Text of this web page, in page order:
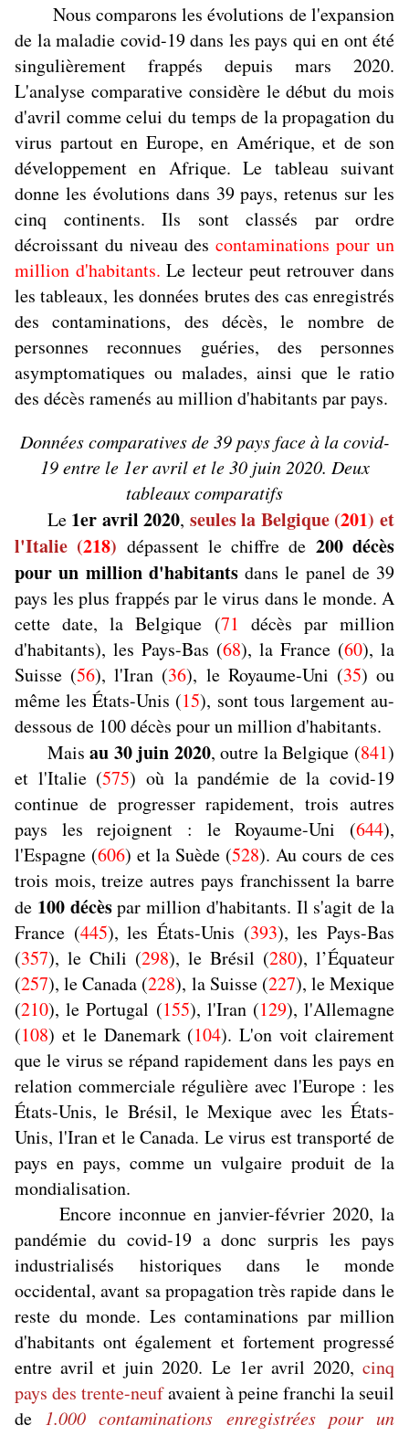
Nous comparons les évolutions de l'expansion
de la maladie covid-19 dans les pays qui en ont été
singulièrement frappés depuis mars 2020.
L'analyse comparative considère le début du mois
d'avril comme celui du temps de la propagation du
virus partout en Europe, en Amérique, et de son
développement en Afrique. Le tableau suivant
donne les évolutions dans 39 pays, retenus sur les
cinq continents. Ils sont classés par ordre
décroissant du niveau des contaminations pour un
million d'habitants. Le lecteur peut retrouver dans
les tableaux, les données brutes des cas enregistrés
des contaminations, des décès, le nombre de
personnes reconnues guéries, des personnes
asymptomatiques ou malades, ainsi que le ratio
des décès ramenés au million d'habitants par pays.
Données comparatives de 39 pays face à la covid-
19 entre le 1er avril et le 30 juin 2020. Deux
tableaux comparatifs
Le 1er avril 2020, seules la Belgique (201) et
l'Italie (218) dépassent le chiffre de 200 décès
pour un million d'habitantsdans le panel de 39
pays les plus frappés par le virus dans le monde. A
cette date, la Belgique (71 décès par million
d'habitants), les Pays-Bas (68), la France (60), la
Suisse (56), l'Iran (36), le Royaume-Uni (35) ou
même les États-Unis (15), sont tous largement au-
dessous de 100 décès pour un million d'habitants.
Maisau 30 juin 2020, outre la Belgique (841)
et l'Italie (575) où la pandémie de la covid-19
continue de progresser rapidement, trois autres
pays les rejoignent : le Royaume-Uni (644),
l'Espagne (606) et la Suède (528). Au cours de ces
trois mois, treize autres pays franchissent la barre
de 100 décèspar million d'habitants. Il s'agit de la
France (445), les États-Unis (393), les Pays-Bas
(357), le Chili (298), le Brésil (280), l’Équateur
(257), le Canada (228), la Suisse (227), le Mexique
(210), le Portugal (155), l'Iran (129), l'Allemagne
(108) et le Danemark (104). L'on voit clairement
que le virus se répand rapidement dans les pays en
relation commerciale régulière avec l'Europe : les
États-Unis, le Brésil, le Mexique avec les États-
Unis, l'Iran et le Canada. Le virus est transporté de
pays en pays, comme un vulgaire produit de la
mondialisation.
Encore inconnue en janvier-février 2020, la
pandémie du covid-19 a donc surpris les pays
industrialisés historiques dans le monde
occidental, avant sa propagation très rapide dans le
reste du monde. Les contaminations par million
d'habitants ont également et fortement progressé
entre avril et juin 2020. Le 1er avril 2020, cinq
pays des trente-neufavaient à peine franchi la seuil
de
1.000 contaminations enregistrées pour un